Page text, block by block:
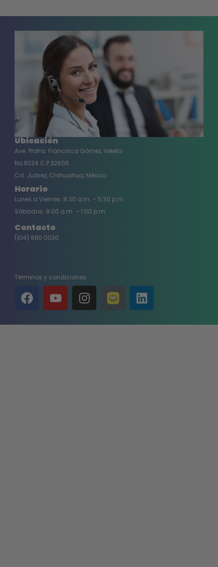
Ubicación
Ave. Profra. Francisca Gómez, Veleta
No.8324 C.P 32606
Cd. Juárez, Chihuahua, México
Horario
Lunes a Viernes: 8:30 a.m. – 5:30 p.m.
Sábados: 9:00 a.m. – 1:00 p.m.
Contacto
(614) 980 0030
Términos y condiciones